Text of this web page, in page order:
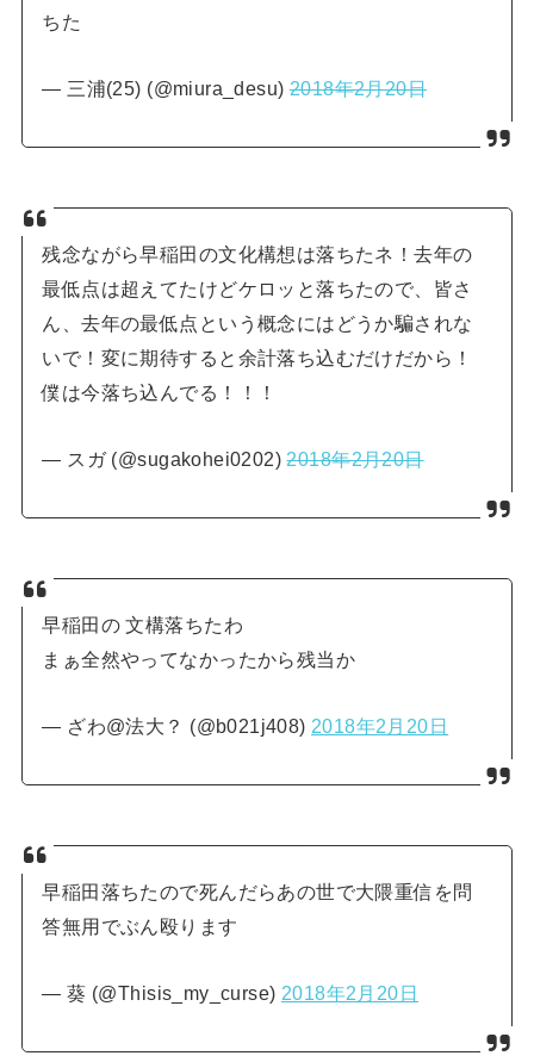
ちた
— 三浦(25) (@miura_desu)2018年2月20日
残念ながら早稲田の文化構想は落ちたネ！去年の
最低点は超えてたけどケロッと落ちたので、皆さ
ん、去年の最低点という概念にはどうか騙されな
いで！変に期待すると余計落ち込むだけだから！
僕は今落ち込んでる！！！
— スガ (@sugakohei0202)2018年2月20日
早稲田の 文構落ちたわ
まぁ全然やってなかったから残当か
— ざわ@法大？ (@b021j408) 2018年2月20日
早稲田落ちたので死んだらあの世で大隈重信を問
答無用でぶん殴ります
— 葵 (@Thisis_my_curse) 2018年2月20日